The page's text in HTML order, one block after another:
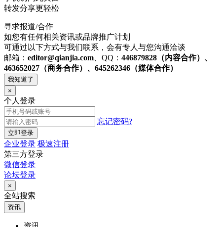
转发分享更轻松
寻求报道/合作
如您有任何相关资讯或品牌推广计划
可通过以下方式与我们联系，会有专人与您沟通洽谈
邮箱： editor@qianjia.com 、QQ： 446879828（内容合作）、
463652027（商务合作）、645262346（媒体合作）
我知道了
×
个人登录
忘记密码?
立即登录
企业登录 极速注册
第三方登录
微信登录
论坛登录
×
全站搜索
资讯